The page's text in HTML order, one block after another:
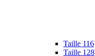
Taille 116
Taille 128